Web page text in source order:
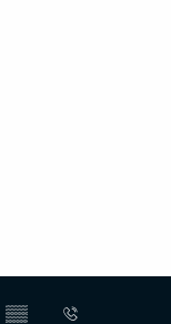
▒▒